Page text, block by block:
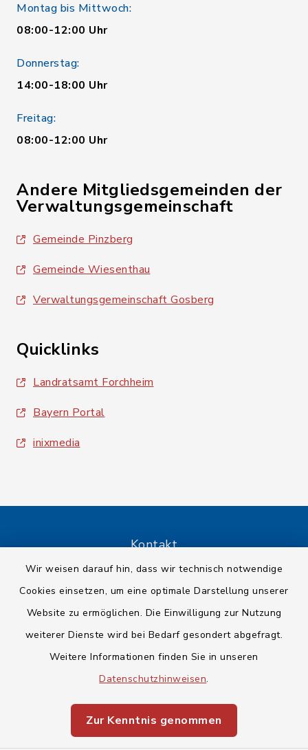
Wir weisen darauf hin, dass wir technisch notwendige
Cookies einsetzen, um eine optimale Darstellung unserer
Website zu ermöglichen. Die Einwilligung zur Nutzung
weiterer Dienste wird bei Bedarf gesondert abgefragt.
Weitere Informationen finden Sie in unseren
Datenschutzhinweisen.
Zur Kenntnis genommen
Montag bis Mittwoch:
08:00-12:00 Uhr
Donnerstag:
14:00-18:00 Uhr
Freitag:
08:00-12:00 Uhr
Andere Mitgliedsgemeinden der
Verwaltungsgemeinschaft
Gemeinde Pinzberg
Gemeinde Wiesenthau
Verwaltungsgemeinschaft Gosberg
Quicklinks
Landratsamt Forchheim
Bayern Portal
inixmedia
Kontakt
Datenschutz
Impressum
Sitemap
Cookie-Einstellungen